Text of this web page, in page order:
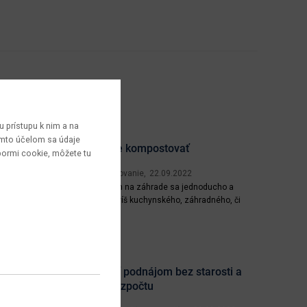
Ako správne kompostovať
Záhrada a pestovanie
22.09.2022
Kompostovaním na záhrade sa jednoducho a
ekologicky zbavíš kuchynského, záhradného, či
humusové látky prospešné...
Ako zariadiť podnájom bez starosti a
vysokého rozpočtu
prístupu k nim a na
účelom sa údaje
cookie, môžete tu